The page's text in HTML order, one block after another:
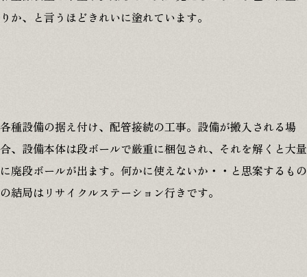
りか、と言うほどきれいに塗れています。
各種設備の据え付け、配管接続の工事。設備が搬入される場
合、設備本体は段ボールで厳重に梱包され、それを解くと大量
に廃段ボールが出ます。何かに使えないか・・と思案するもの
の結局はリサイクルステーション行きです。